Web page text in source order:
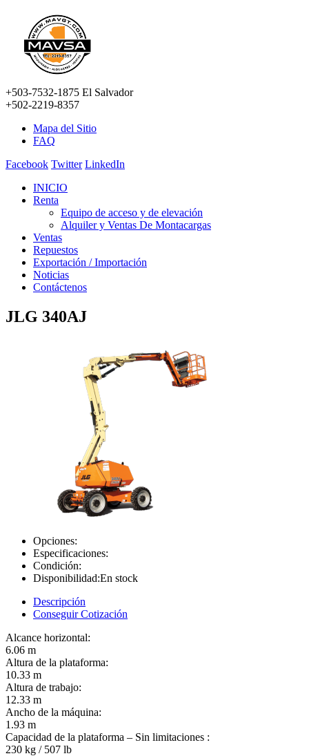
+503-7532-1875 El Salvador
+502-2219-8357
Mapa del Sitio
FAQ
Facebook Twitter LinkedIn
INICIO
Renta
Equipo de acceso y de elevación
Alquiler y Ventas De Montacargas
Ventas
Repuestos
Exportación / Importación
Noticias
Contáctenos
JLG 340AJ
Opciones:
Especificaciones:
Condición:
Disponibilidad:En stock
Descripción
Conseguir Cotización
Alcance horizontal:
6.06 m
Altura de la plataforma:
10.33 m
Altura de trabajo:
12.33 m
Ancho de la máquina:
1.93 m
Capacidad de la plataforma – Sin limitaciones :
230 kg / 507 lb